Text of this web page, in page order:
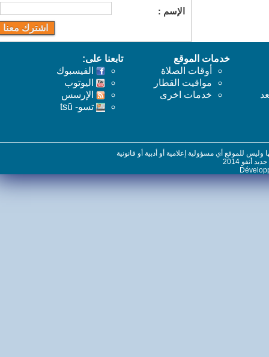
اﻹسم :
خدمات الموقع
أوقات الصلاة
مواقيت القطار
خدمات اخرى
تابعنا على:
الفيسبوك
اليوتوب
اﻹرسس
تسو- tsū
للموقع أي مسؤولية إعلامية أو أدبية أو قانونية
2014